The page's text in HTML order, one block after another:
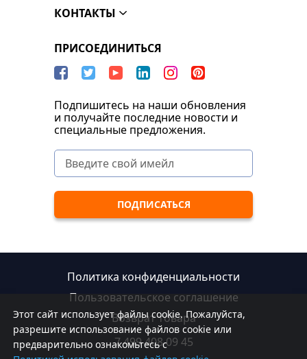
Этот сайт использует файлы cookie. Пожалуйста,
разрешите использование файлов cookie или
предварительно ознакомьтесь с
КОНТАКТЫ
ПРИСОЕДИНИТЬСЯ
Подпишитесь на наши обновления
и получайте последние новости и
специальные предложения.
Политика конфиденциальности
Пользовательское соглашение
Возврат товара
7 499 408 09 45